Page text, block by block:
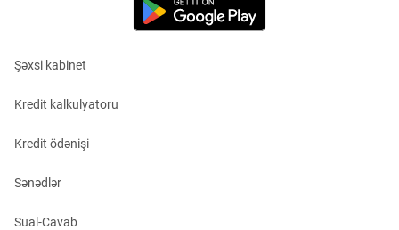
Şəxsi kabinet
Kredit kalkulyatoru
Kredit ödənişi
Sənədlər
Sual-Cavab